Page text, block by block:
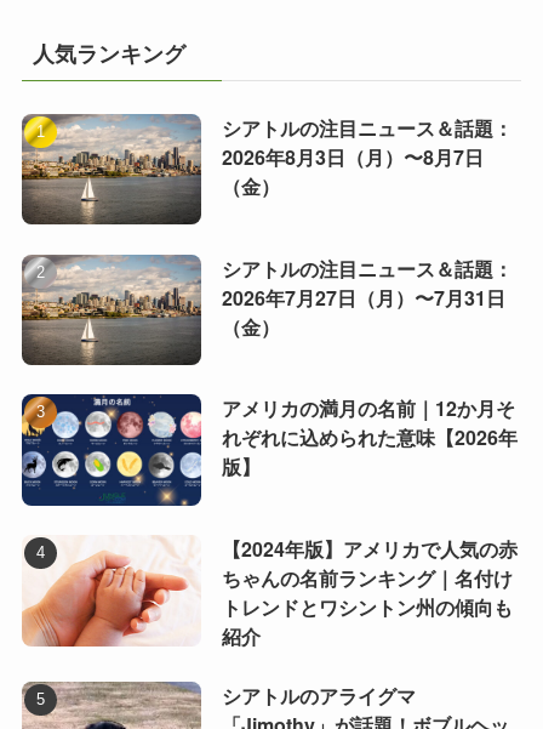
人気ランキング
シアトルの注目ニュース＆話題：
2026年8月3日（月）〜8月7日
（金）
シアトルの注目ニュース＆話題：
2026年7月27日（月）〜7月31日
（金）
アメリカの満月の名前｜12か月そ
れぞれに込められた意味【2026年
版】
【2024年版】アメリカで人気の赤
ちゃんの名前ランキング｜名付け
トレンドとワシントン州の傾向も
紹介
シアトルのアライグマ